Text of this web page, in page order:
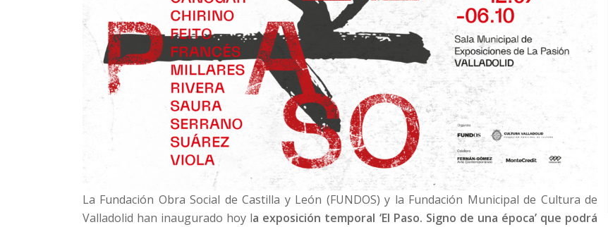
La Fundación Obra Social de Castilla y León (FUNDOS) y la Fundación Municipal de Cultura de
Valladolid han inaugurado hoy la exposición temporal ‘El Paso. Signo de una época’ que podrá